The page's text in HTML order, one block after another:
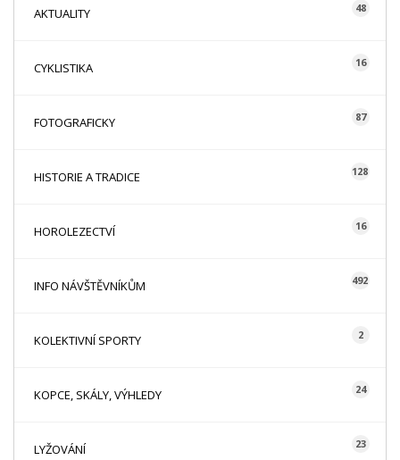
AKTUALITY 48
CYKLISTIKA 16
FOTOGRAFICKY 87
HISTORIE A TRADICE 128
HOROLEZECTVÍ 16
INFO NÁVŠTĚVNÍKŮM 492
KOLEKTIVNÍ SPORTY 2
KOPCE, SKÁLY, VÝHLEDY 24
LYŽOVÁNÍ 23